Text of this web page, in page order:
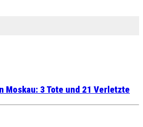
Moskau: 3 Tote und 21 Verletzte